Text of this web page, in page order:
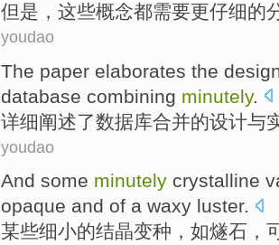
但是 ， 这些概念都需要更仔细的
youdao
The paper elaborates the
database combining minutely.
详细阐述了数据库合并的设计与
youdao
And some minutely crystalline
opaque and of a waxy luster.
某些细小的结晶变种 ， 如燧石 ，